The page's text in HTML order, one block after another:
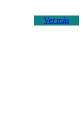
Ver más